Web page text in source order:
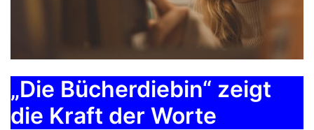
„Die Bücherdiebin“ zeigt
die Kraft der Worte